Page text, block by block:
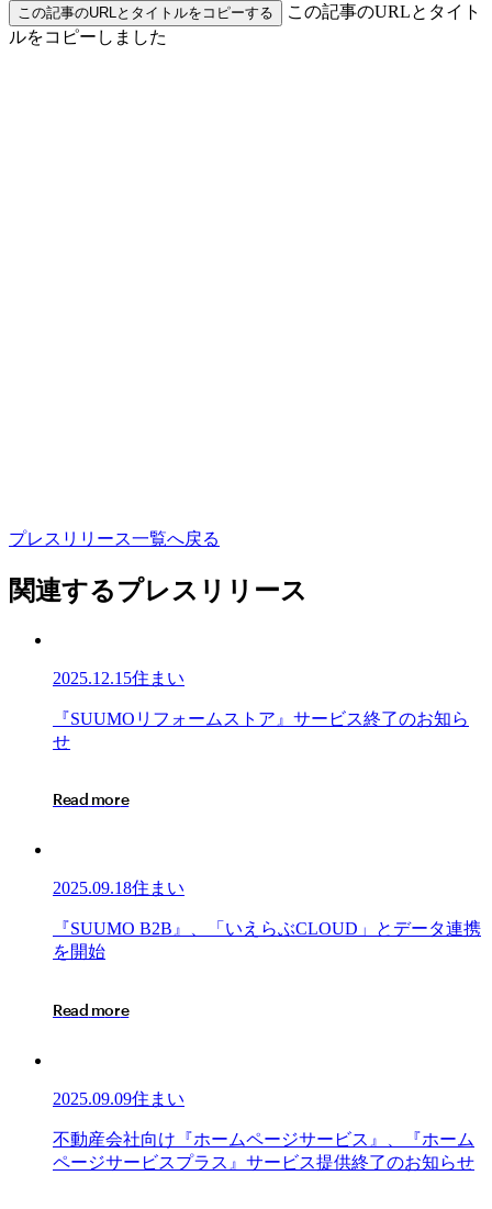
この記事のURLとタイトルをコピーする
この記事のURLとタイト
ルをコピーしました
プレ ス リ リ ース一覧へ戻る
関連するプレスリリース
2025.12.15住まい
『SUUMO
リ
ー
ト
ア』
サ
ー
終
知
ら
せ
『SUUMO リ フ ォー ム ス ト ア 』 サー ビス終了のお知ら
せ
Read more
2025.09.18住まい
『SUUMO
B2B』、
ら
と
デ
ー
タ
『SUUMO B2B 』 「 い え らぶCLOUD 」 と データ連携
を開始
Read more
2025.09.09住まい
不
動
不動産会社向け 『ホー ムページサー ビス 』 『ホー ム
ページサー ビスプラ ス 』 サー ビス提供終了のお知らせ